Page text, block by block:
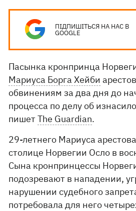
ПІДПИШІТЬСЯ НА НАС В
GOOGLE
Пасынка кронпринца
Мариуса Борга Хейби
обвинениям за два дня до
процесса по делу об
пишетThe Guardian.
29-летнего Мариуса
столице Норвегии Осло в
Сына кронпринцессы
подозревают в нападении,
нарушении судебного
потребовала для него